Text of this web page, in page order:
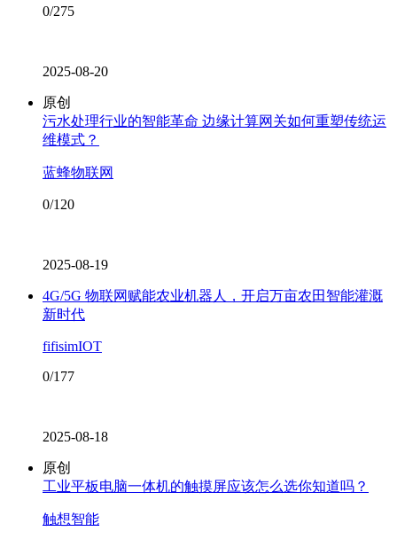
0/275
2025-08-20
原创
污水处理行业的智能革命 边缘计算网关如何重塑传统运
维模式？
蓝蜂物联网
0/120
2025-08-19
4G/5G 物联网赋能农业机器人，开启万亩农田智能灌溉
新时代
fifisimIOT
0/177
2025-08-18
原创
工业平板电脑一体机的触摸屏应该怎么选你知道吗？
触想智能